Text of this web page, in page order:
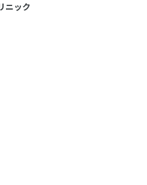
ニック